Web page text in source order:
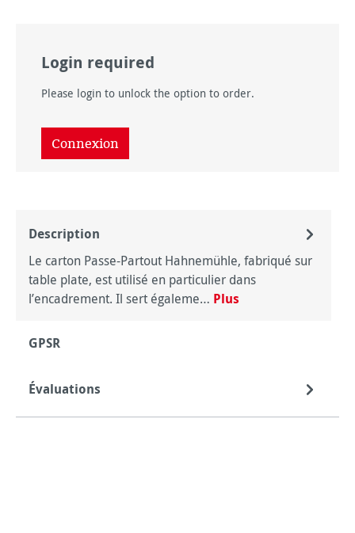
Login required
Please login to unlock the option to order.
Connexion
Description
Le carton Passe-Partout Hahnemühle, fabriqué sur
table plate, est utilisé en particulier dans
l’encadrement. Il sert égaleme… Plus
GPSR
Évaluations